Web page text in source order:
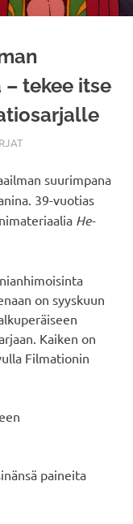
tekee itse
suurimpana
39-vuotias
He-
on syyskuun
Kaiken on
Filmationin
paineita